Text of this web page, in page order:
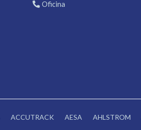
Oficina
ACCUTRACK AESA AHLSTROM